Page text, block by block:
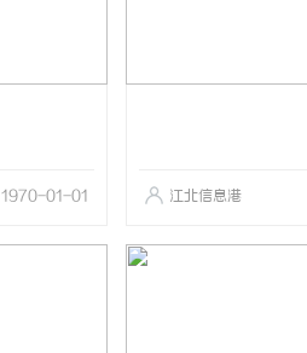
1970-01-01 江北信息港